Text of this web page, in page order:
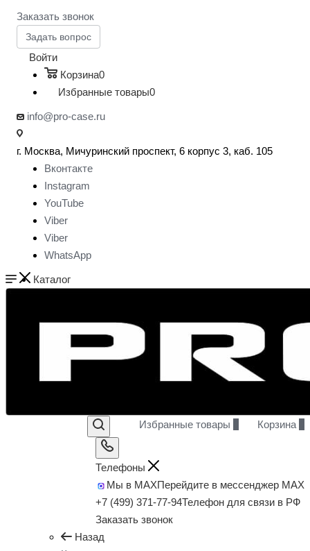
Заказать звонок
Задать вопрос
Войти
Корзина0
Избранные товары0
info@pro-case.ru
г. Москва, Мичуринский проспект, 6 корпус 3, каб. 105
Вконтакте
Instagram
YouTube
Viber
Viber
WhatsApp
Избранные товары Корзина
Телефоны
Мы в MAXПерейдите в мессенджер MAX
+7 (499) 371-77-94Телефон для связи в РФ
Заказать звонок
Каталог
Назад